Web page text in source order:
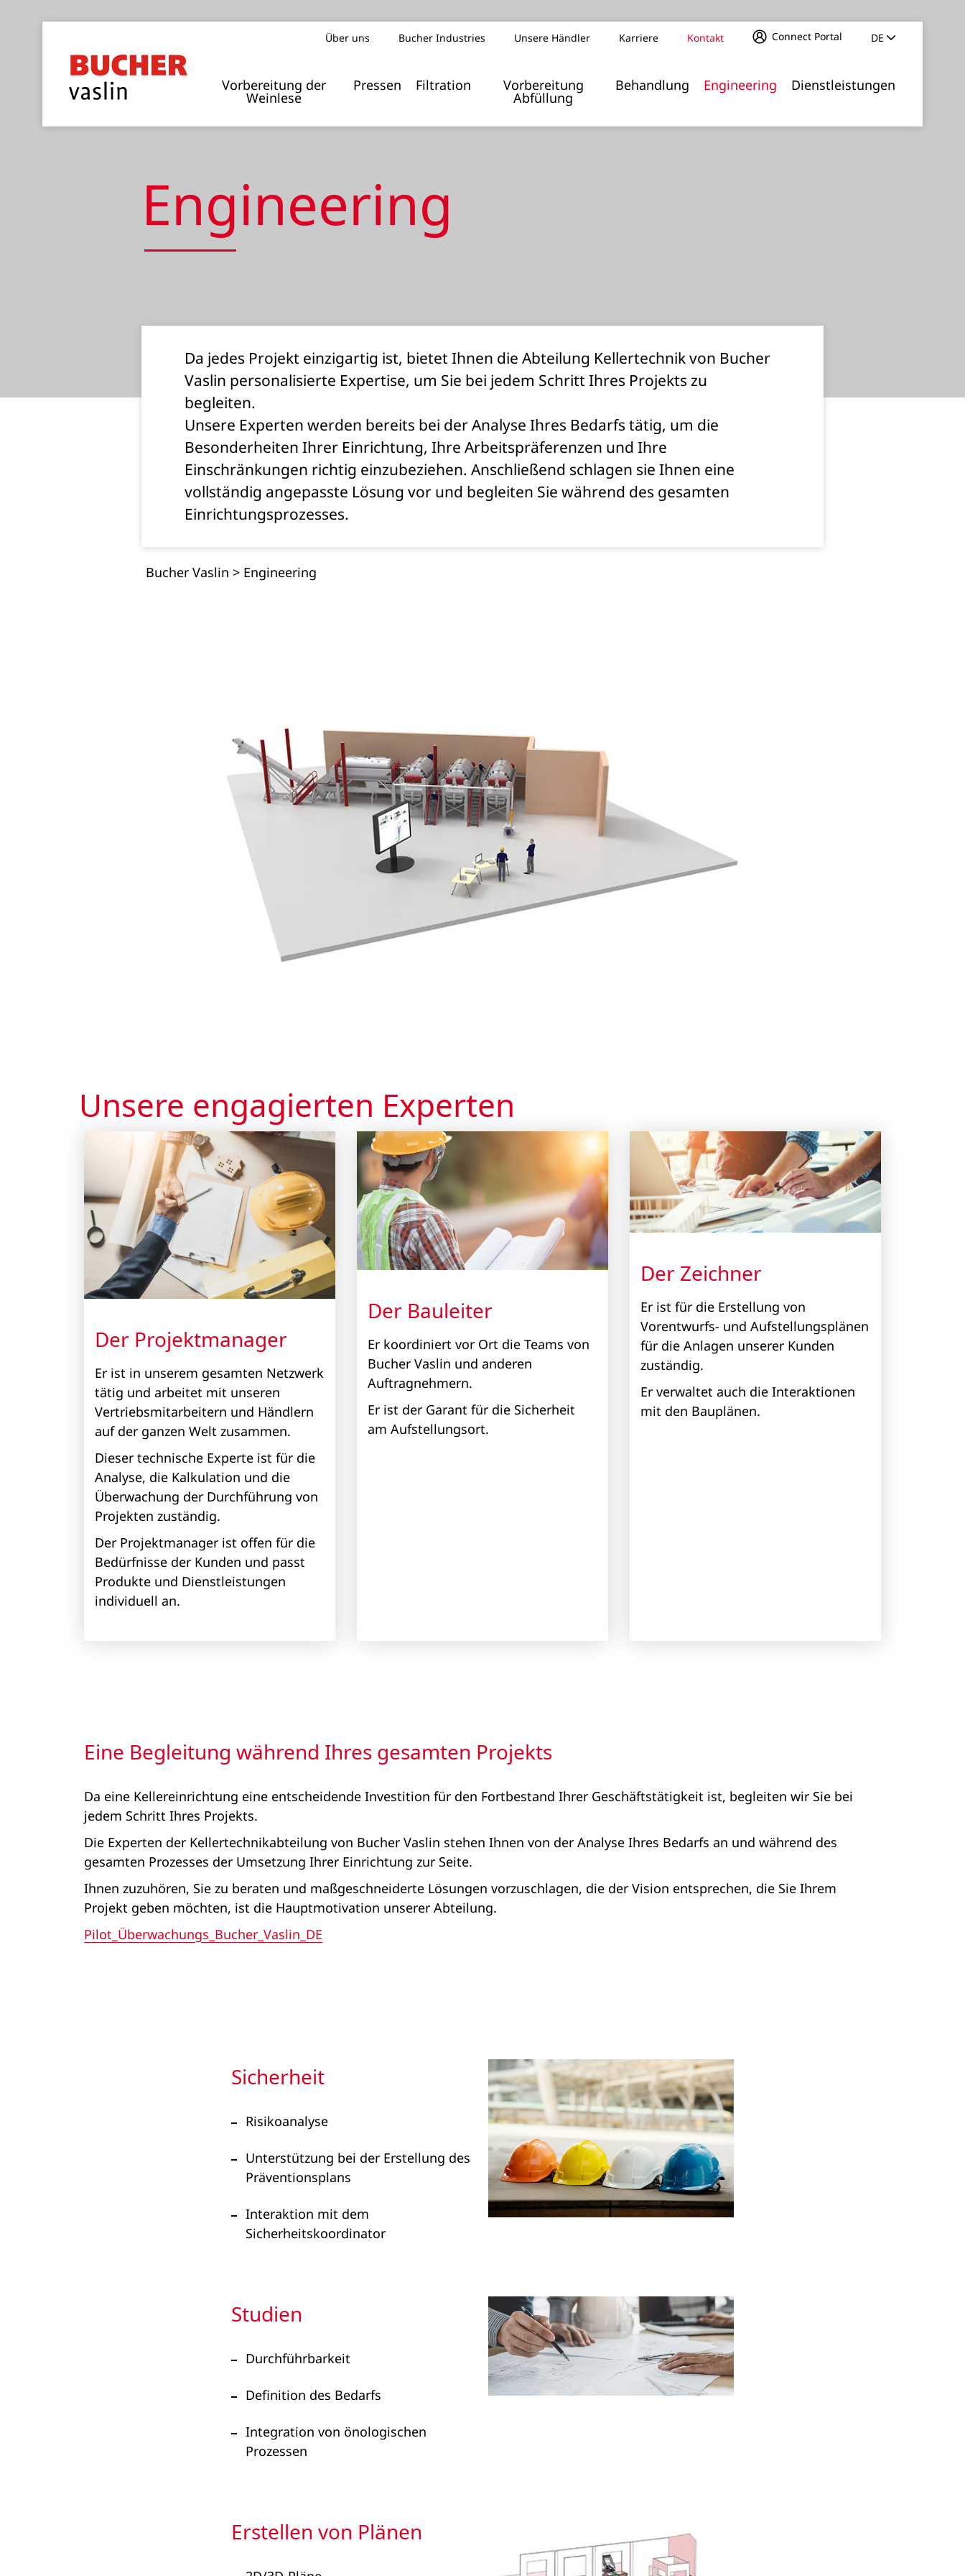
Über uns Bucher Industries Unsere Händler Karriere Kontakt Connect Portal DE
Vorbereitung der
Weinlese
Pressen Filtration Vorbereitung
Abfüllung
Behandlung Engineering Dienstleistungen
Engineering
Da jedes Projekt einzigartig ist, bietet Ihnen die Abteilung Kellertechnik von Bucher
Vaslin personalisierte Expertise, um Sie bei jedem Schritt Ihres Projekts zu
begleiten.
Unsere Experten werden bereits bei der Analyse Ihres Bedarfs tätig, um die
Besonderheiten Ihrer Einrichtung, Ihre Arbeitspräferenzen und Ihre
Einschränkungen richtig einzubeziehen. Anschließend schlagen sie Ihnen eine
vollständig angepasste Lösung vor und begleiten Sie während des gesamten
Einrichtungsprozesses.
Bucher Vaslin > Engineering
Unsere engagierten Experten
Der Projektmanager
Er ist in unserem gesamten Netzwerk
tätig und arbeitet mit unseren
Vertriebsmitarbeitern und Händlern
auf der ganzen Welt zusammen.
Dieser technische Experte ist für die
Analyse, die Kalkulation und die
Überwachung der Durchführung von
Projekten zuständig.
Der Projektmanager ist offen für die
Bedürfnisse der Kunden und passt
Produkte und Dienstleistungen
individuell an.
Der Bauleiter
Er koordiniert vor Ort die Teams von
Bucher Vaslin und anderen
Auftragnehmern.
Er ist der Garant für die Sicherheit
am Aufstellungsort.
Der Zeichner
Er ist für die Erstellung von
Vorentwurfs- und Aufstellungsplänen
für die Anlagen unserer Kunden
zuständig.
Er verwaltet auch die Interaktionen
mit den Bauplänen.
Eine Begleitung während Ihres gesamten Projekts
Da eine Kellereinrichtung eine entscheidende Investition für den Fortbestand Ihrer Geschäftstätigkeit ist, begleiten wir Sie bei
jedem Schritt Ihres Projekts.
Die Experten der Kellertechnikabteilung von Bucher Vaslin stehen Ihnen von der Analyse Ihres Bedarfs an und während des
gesamten Prozesses der Umsetzung Ihrer Einrichtung zur Seite.
Ihnen zuzuhören, Sie zu beraten und maßgeschneiderte Lösungen vorzuschlagen, die der Vision entsprechen, die Sie Ihrem
Projekt geben möchten, ist die Hauptmotivation unserer Abteilung.
Pilot_Überwachungs_Bucher_Vaslin_DE
Sicherheit
Risikoanalyse
Unterstützung bei der Erstellung des
Präventionsplans
Interaktion mit dem
Sicherheitskoordinator
Studien
Durchführbarkeit
Definition des Bedarfs
Integration von önologischen
Prozessen
Erstellen von Plänen